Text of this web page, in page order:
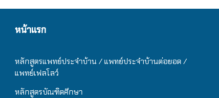
หน้าแรก
หลักสูตรแพทย์ประจำบ้าน / แพทย์ประจำบ้านต่อยอด /
แพทย์เฟลโลว์
หลักสูตรบัณฑิตศึกษา